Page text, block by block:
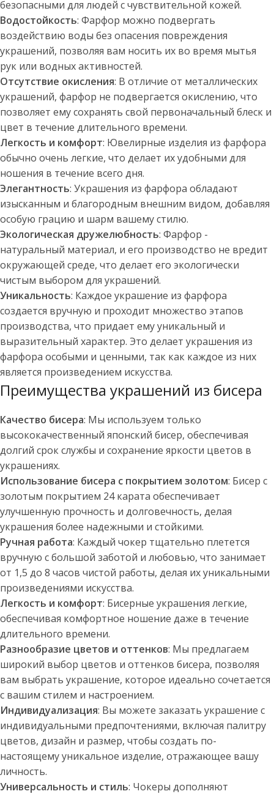
безопасными для людей с чувствительной кожей.
Водостойкость: Фарфор можно подвергать
воздействию воды без опасения повреждения
украшений, позволяя вам носить их во время мытья
рук или водных активностей.
Отсутствие окисления: В отличие от металлических
украшений, фарфор не подвергается окислению, что
позволяет ему сохранять свой первоначальный блеск и
цвет в течение длительного времени.
Легкость и комфорт: Ювелирные изделия из фарфора
обычно очень легкие, что делает их удобными для
ношения в течение всего дня.
Элегантность: Украшения из фарфора обладают
изысканным и благородным внешним видом, добавляя
особую грацию и шарм вашему стилю.
Экологическая дружелюбность: Фарфор -
натуральный материал, и его производство не вредит
окружающей среде, что делает его экологически
чистым выбором для украшений.
Уникальность: Каждое украшение из фарфора
создается вручную и проходит множество этапов
производства, что придает ему уникальный и
выразительный характер. Это делает украшения из
фарфора особыми и ценными, так как каждое из них
является произведением искусства.
Преимущества украшений из бисера
Качество бисера: Мы используем только
высококачественный японский бисер, обеспечивая
долгий срок службы и сохранение яркости цветов в
украшениях.
Использование бисера с покрытием золотом: Бисер с
золотым покрытием 24 карата обеспечивает
улучшенную прочность и долговечность, делая
украшения более надежными и стойкими.
Ручная работа: Каждый чокер тщательно плетется
вручную с большой заботой и любовью, что занимает
от 1,5 до 8 часов чистой работы, делая их уникальными
произведениями искусства.
Легкость и комфорт: Бисерные украшения легкие,
обеспечивая комфортное ношение даже в течение
длительного времени.
Разнообразие цветов и оттенков: Мы предлагаем
широкий выбор цветов и оттенков бисера, позволяя
вам выбрать украшение, которое идеально сочетается
с вашим стилем и настроением.
Индивидуализация: Вы можете заказать украшение с
индивидуальными предпочтениями, включая палитру
цветов, дизайн и размер, чтобы создать по-
настоящему уникальное изделие, отражающее вашу
личность.
Универсальность и стиль: Чокеры дополняют